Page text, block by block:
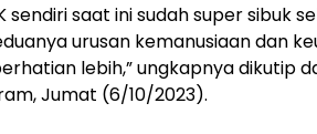
sendiri saat ini sudah super sibuk
urusan kemanusiaan dan
lebih,” ungkapnya dikutip
Jumat (6/10/2023).